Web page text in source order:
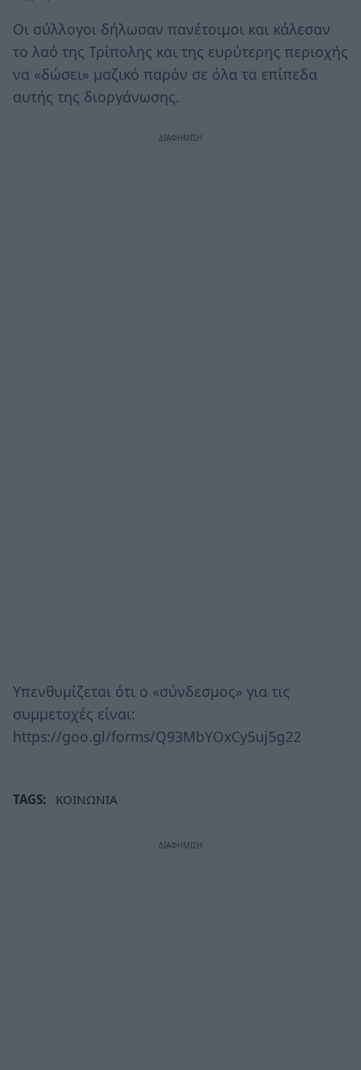
Οι σύλλογοι δήλωσαν πανέτοιμοι και κάλεσαν
το λαό της Τρίπολης και της ευρύτερης περιοχής
να «δώσει» μαζικό παρόν σε όλα τα επίπεδα
αυτής της διοργάνωσης.
Υπενθυμίζεται ότι ο «σύνδεσμος» για τις
συμμετοχές είναι:
https://goo.gl/forms/Q93MbYOxCy5uj5g22
TAGS: ΚΟΙΝΩΝΙΑ